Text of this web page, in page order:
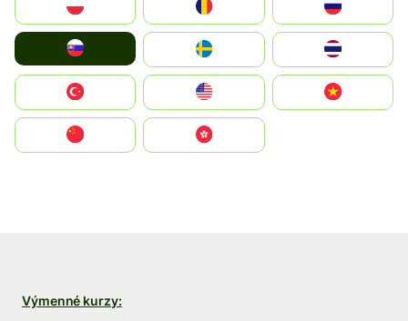
United States
中國香港特別行政區
Výmenné kurzy: